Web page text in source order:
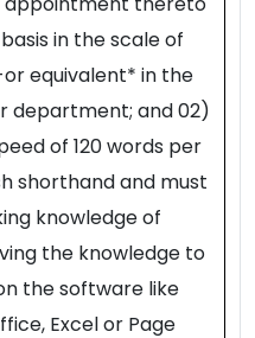
in the scale of
equivalent* in the
department; and 02)
of 120 words per
shorthand and must
knowledge of
the knowledge to
the software like
Excel or Page